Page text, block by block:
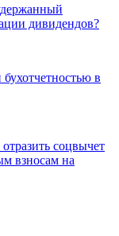
дивидендов?
в
соцвычет
взносам на